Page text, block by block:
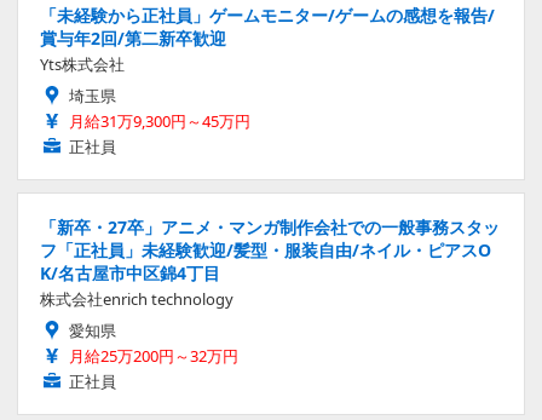
「未経験から正社員」ゲームモニター/ゲームの感想を報告/
賞与年2回/第二新卒歓迎
Yts株式会社
埼玉県
月給31万9,300円～45万円
正社員
「新卒・27卒」アニメ・マンガ制作会社での一般事務スタッ
フ「正社員」未経験歓迎/髪型・服装自由/ネイル・ピアスO
K/名古屋市中区錦4丁目
株式会社enrich technology
愛知県
月給25万200円～32万円
正社員